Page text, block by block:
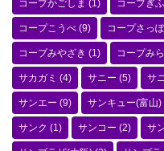
コープかごしま (1) コープぎふ
コープこうべ (9) コープさっ
コープみやざき (1) コープみ
サカガミ (4) サニー (5) サ
サンエー (9) サンキュー(富山)
サンク (1) サンコー (2) サ